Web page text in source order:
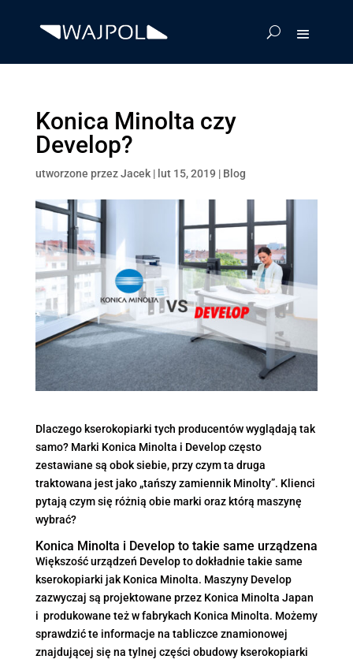
Konica Minolta czy
Develop?
utworzone przezJacek| lut 15, 2019 | Blog
Dlaczego kserokopiarki tych producentów wyglądają tak
samo? Marki Konica Minolta i Develop często
zestawiane są obok siebie, przy czym ta druga
traktowana jest jako „tańszy zamiennik Minolty”. Klienci
pytają czym się różnią obie marki oraz którą maszynę
wybrać?
Konica Minolta i Develop to takie same urządzena
Większość urządzeń Develop to dokładnie takie same
kserokopiarki jak Konica Minolta. Maszyny Develop
zazwyczaj są projektowane przez Konica Minolta Japan
i produkowane też w fabrykach Konica Minolta. Możemy
sprawdzić te informacje na tabliczce znamionowej
znajdującej się na tylnej części obudowy kserokopiarki